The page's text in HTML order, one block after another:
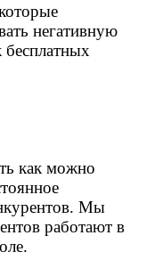
негативную
бесплатных
как можно
Мы
работают в